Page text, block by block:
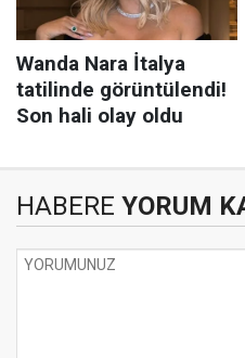
HABERE YORUM